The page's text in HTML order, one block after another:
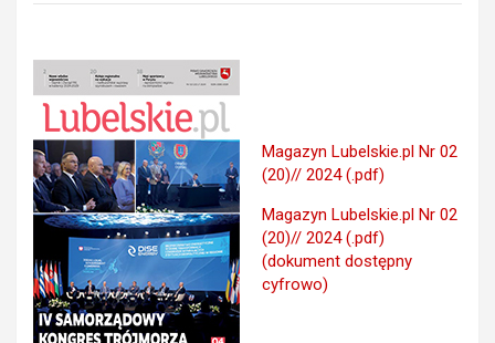
Magazyn Lubelskie.pl Nr 02
(20)// 2024 (.pdf)
Magazyn Lubelskie.pl Nr 02
(20)// 2024 (.pdf)
(dokument dostępny
cyfrowo)